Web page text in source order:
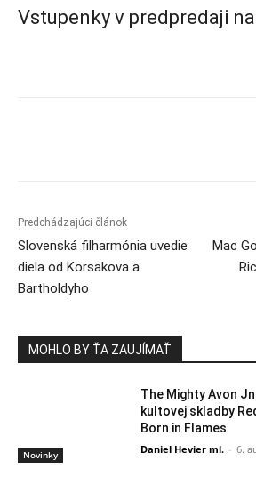
Vstupenky v predpredaji na
Predchádzajúci článok
Slovenská filharmónia uvedie
diela od Korsakova a
Bartholdyho
Mac
MOHLO BY ŤA ZAUJÍMAŤ
Novinky
The Mighty Avon
kultovej skladby
Born in Flames
Daniel Hevier ml. - 6.